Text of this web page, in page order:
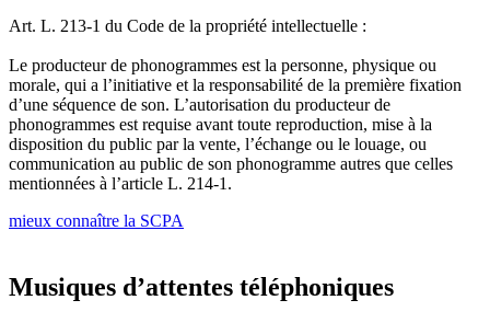
Art. L. 213-1 du Code de la propriété intellectuelle :
Le producteur de phonogrammes est la personne, physique ou
morale, qui a l’initiative et la responsabilité de la première fixation
d’une séquence de son. L’autorisation du producteur de
phonogrammes est requise avant toute reproduction, mise à la
disposition du public par la vente, l’échange ou le louage, ou
communication au public de son phonogramme autres que celles
mentionnées à l’article L. 214-1.
mieux connaître la SCPA
Musiques d’attentes téléphoniques